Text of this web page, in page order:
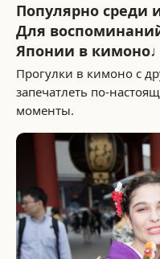
Популярно среди
Для
Японии в кимоно♩
Прогулки в кимоно с
запечатлеть по-
моменты.